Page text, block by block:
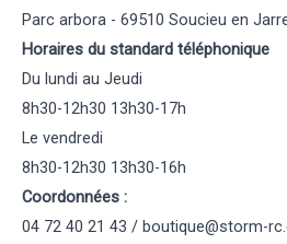
Parc arbora - 69510 Soucieu en
Horaires du standard téléphonique
Du lundi au Jeudi
8h30-12h30 13h30-17h
Le vendredi
8h30-12h30 13h30-16h
Coordonnées :
04 72 40 21 43 / boutique@storm-